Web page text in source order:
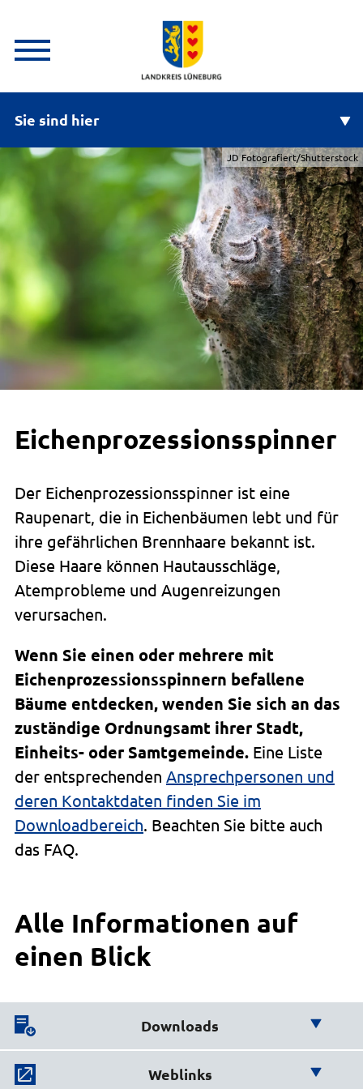
Sie sind hier
JD Fotografiert/Shutterstock
Eichenprozessionsspinner
Der Eichenprozessionsspinner ist eine
Raupenart, die in Eichenbäumen lebt und für
ihre gefährlichen Brennhaare bekannt ist.
Diese Haare können Hautausschläge,
Atemprobleme und Augenreizungen
verursachen.
Wenn Sie einen oder mehrere mit
Eichenprozessionsspinnern befallene
Bäume entdecken, wenden Sie sich an das
zuständige Ordnungsamt ihrer Stadt,
Einheits- oder Samtgemeinde. Eine Liste
der entsprechenden Ansprechpersonen und
deren Kontaktdaten finden Sie im
Downloadbereich. Beachten Sie bitte auch
das FAQ.
Alle Informationen auf
einen Blick
Downloads
Hier finden Sie wichtige
Downloads:
Weblinks